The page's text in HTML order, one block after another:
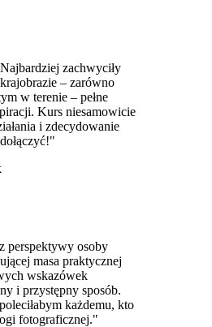
zachwyciły
– zarówno
w terenie – pełne
Kurs niesamowicie
i zdecydowanie
"
perspektywy osoby
masa praktycznej
wskazówek
i przystępny sposób.
każdemu, kto
fotograficznej."